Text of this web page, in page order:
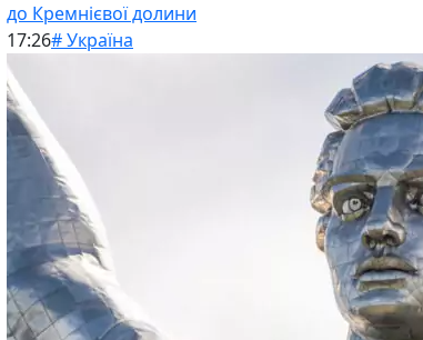
до Кремнієвої долини
17:26# Україна